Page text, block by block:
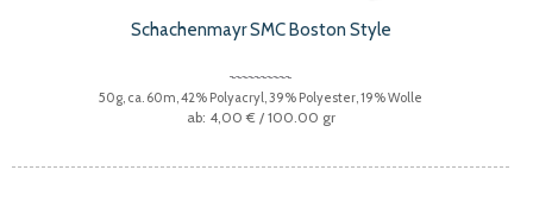
Schachenmayr SMC Boston Style
50g, ca. 60m, 42% Polyacryl, 39% Polyester, 19% Wolle
4,00 € / 100.00 gr